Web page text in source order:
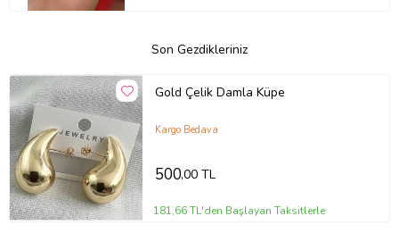
Son Gezdikleriniz
Gold Çelik Damla Küpe
Kargo Bedava
500,00 TL
181,66 TL'den Başlayan Taksitlerle